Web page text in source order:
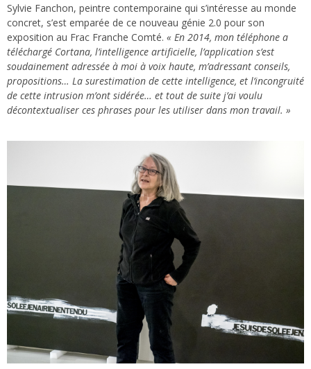
Sylvie Fanchon, peintre contemporaine qui s’intéresse au monde
concret, s’est emparée de ce nouveau génie 2.0 pour son
exposition au Frac Franche Comté. « En 2014, mon téléphone a
téléchargé Cortana, l’intelligence artificielle, l’application s’est
soudainement adressée à moi à voix haute, m’adressant conseils,
propositions… La surestimation de cette intelligence, et l’incongruité
de cette intrusion m’ont sidérée… et tout de suite j’ai voulu
décontextualiser ces phrases pour les utiliser dans mon travail. »